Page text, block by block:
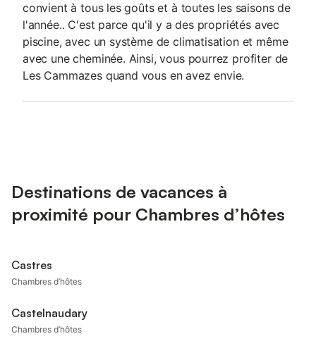
convient à tous les goûts et à toutes les saisons de
l'année.. C'est parce qu'il y a des propriétés avec
piscine, avec un système de climatisation et même
avec une cheminée. Ainsi, vous pourrez profiter de
Les Cammazes quand vous en avez envie.
Destinations de vacances à
proximité pour Chambres d’hôtes
Castres
Chambres d’hôtes
Castelnaudary
Chambres d’hôtes